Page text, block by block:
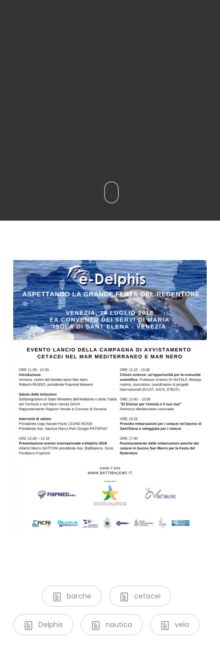
barche cetacei
Delphis nautica vela